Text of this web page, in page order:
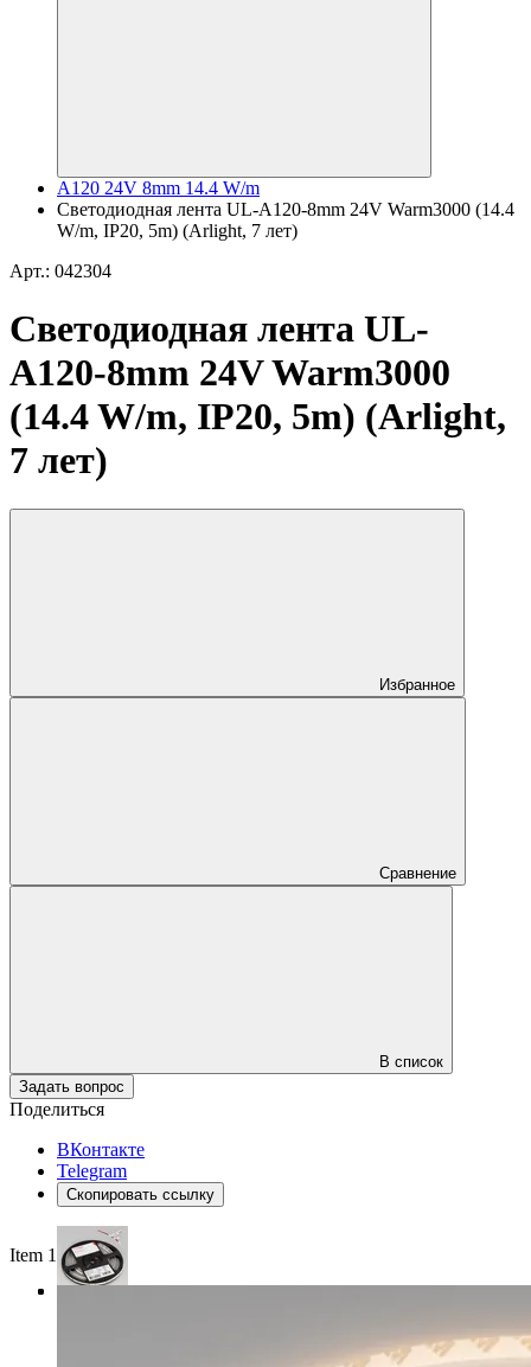
A120 24V 8mm 14.4 W/m
Светодиодная лента UL-A120-8mm 24V Warm3000 (14.4
W/m, IP20, 5m) (Arlight, 7 лет)
Арт.: 042304
Светодиодная лента UL-
A120-8mm 24V Warm3000
(14.4 W/m, IP20, 5m) (Arlight,
7 лет)
Избранное
Сравнение
В список
Задать вопрос
Поделиться
ВКонтакте
Telegram
Скопировать ссылку
Item 1 of 3